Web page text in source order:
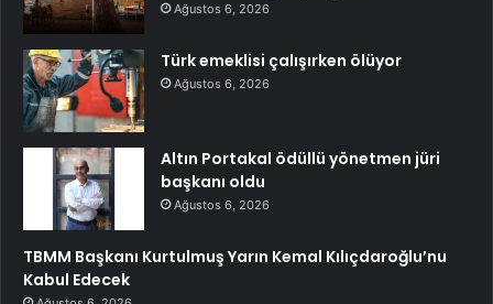
Ağustos 6, 2026
Türk emeklisi çalışırken ölüyor
Ağustos 6, 2026
Altın Portakal ödüllü yönetmen jüri
başkanı oldu
Ağustos 6, 2026
TBMM Başkanı Kurtulmuş Yarın Kemal Kılıçdaroğlu’nu
Kabul Edecek